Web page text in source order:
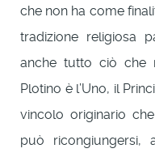
che non ha come
tradizione religiosa
anche tutto ciò che
Plotino è l’Uno, il
vincolo originario
può